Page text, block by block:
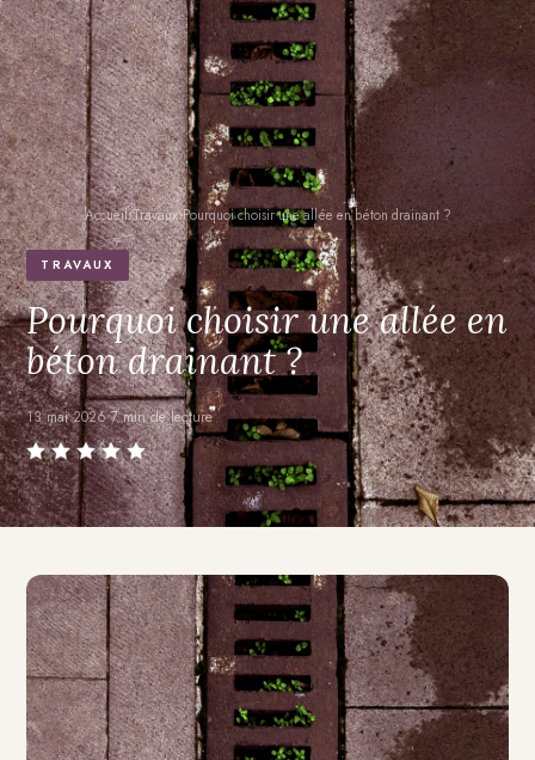
Accueil›Travaux›Pourquoi choisir une allée en béton drainant ?
TRAVAUX
Pourquoi choisir une allée en
béton drainant ?
13 mai 2026·7 min de lecture